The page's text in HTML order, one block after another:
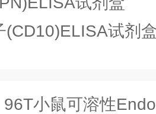
(CD10)ELISA试剂
96T小鼠可溶性